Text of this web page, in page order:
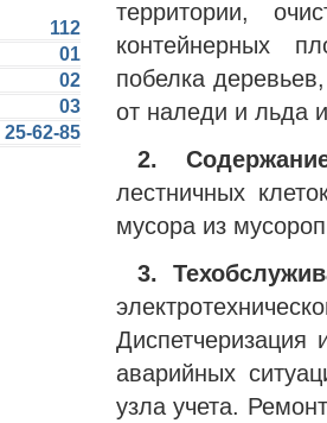
112
01
02
03
25-62-85
территории,
контейнерных
побелка
от наледи и льда
2.
лестничных
мусора из
3.
Диспетчеризация
аварийных
узла учета.